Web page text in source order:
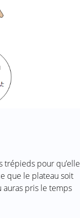
trépieds pour qu’elle
que le plateau soit
auras pris le temps